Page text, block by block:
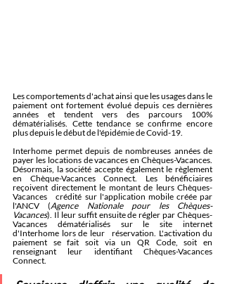
Les comportements d'achat ainsi que les usages dans le
paiement ont fortement évolué depuis ces dernières
années et tendent vers des parcours 100%
dématérialisés. Cette tendance se confirme encore
plus depuis le début de l'épidémie de Covid-19.
Interhome permet depuis de nombreuses années de
payer les locations de vacances en Chèques-Vacances.
Désormais, la société accepte également le règlement
en Chèque-Vacances Connect. Les bénéficiaires
reçoivent directement le montant de leurs Chèques-
Vacances   crédité sur l'application mobile créée par
l'ANCV (Agence Nationale pour les Chèques-
Vacances). Il leur suffit ensuite de régler par Chèques-
Vacances dématérialisés sur le site internet
d'Interhome lors de leur   réservation. L'activation du
paiement se fait soit via un QR Code, soit en
renseignant leur identifiant Chèques-Vacances
Connect.